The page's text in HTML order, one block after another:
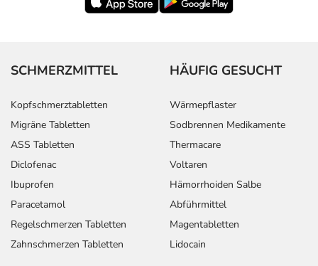
SCHMERZMITTEL
Kopfschmerztabletten
Migräne Tabletten
ASS Tabletten
Diclofenac
Ibuprofen
Paracetamol
Regelschmerzen Tabletten
Zahnschmerzen Tabletten
HÄUFIG GESUCHT
Wärmepflaster
Sodbrennen Medikamente
Thermacare
Voltaren
Hämorrhoiden Salbe
Abführmittel
Magentabletten
Lidocain